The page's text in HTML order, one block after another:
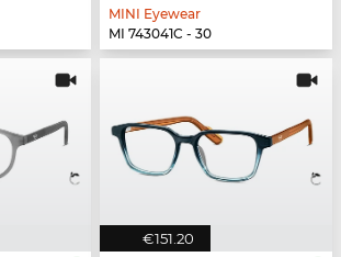
MINI Eyewear
MI 743041C - 30
€151.20